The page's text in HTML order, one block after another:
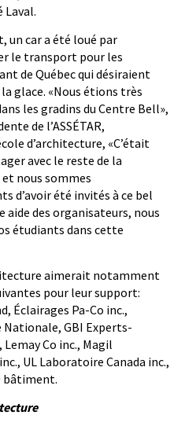
Laval.
un car a été loué par
le transport pour les
de Québec qui désiraient
glace. «Nous étions très
les gradins du Centre Bell»,
de l’ASSÉTAR,
d’architecture, «C’était
avec le reste de la
nous sommes
d’avoir été invités à ce bel
aide des organisateurs, nous
étudiants dans cette
aimerait notamment
pour leur support:
Éclairages Pa-Co inc.,
Nationale, GBI Experts-
Co inc., Magil
UL Laboratoire Canada inc.,
bâtiment.